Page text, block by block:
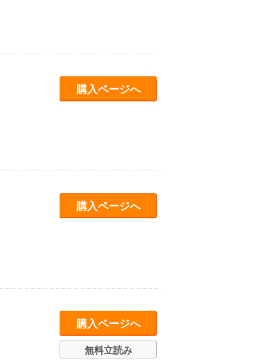
購入ページへ
購入ページへ
購入ページへ
無料立読み